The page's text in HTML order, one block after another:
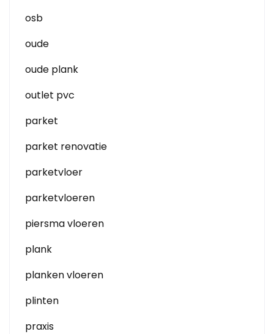
osb
oude
oude plank
outlet pvc
parket
parket renovatie
parketvloer
parketvloeren
piersma vloeren
plank
planken vloeren
plinten
praxis